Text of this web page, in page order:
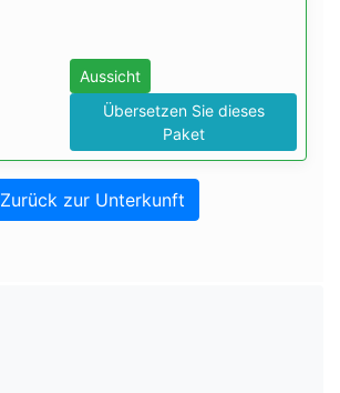
Aussicht
Übersetzen Sie dieses
Paket
Zurück zur Unterkunft